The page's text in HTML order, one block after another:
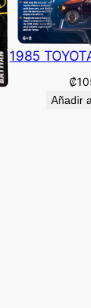
1985
₡
Añadir